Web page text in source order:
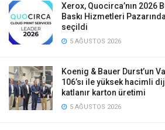
Xerox, Quocirca’nın 2026
Baskı Hizmetleri
seçildi
5 AĞUSTOS 2026
Koenig & Bauer Durst’un
106’sı ile yüksek hacimli
katlanır karton üretimi
5 AĞUSTOS 2026